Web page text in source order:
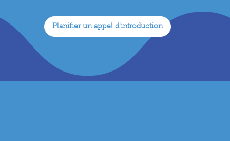
Planifier un appel d'introduction